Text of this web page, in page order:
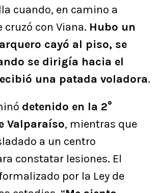
cuando, en camino a
cruzó con Viana. Hubo un
cayó al piso, se
se dirigía hacia el
una patada voladora.
detenido en la 2°
Valparaíso, mientras que
a un centro
constatar lesiones. El
por la Ley de